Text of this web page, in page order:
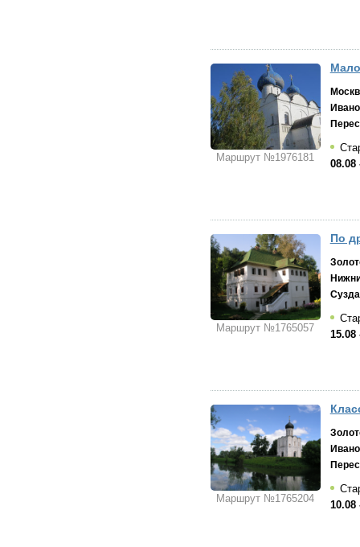
Маршрут №1976181
08.08
Маршрут №1765057
По
15.08
Маршрут №1765204
10.08